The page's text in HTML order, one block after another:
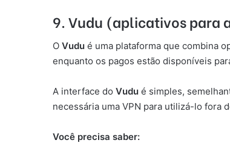
9. Vudu (aplicativos para
O Vudu é uma plataforma que combina
enquanto os pagos estão disponíveis
A interface do Vudu é simples,
necessária uma VPN para utilizá-lo fora
Você precisa saber: